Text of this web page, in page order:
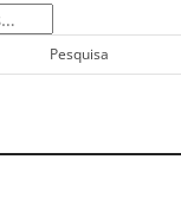
Pesquisa